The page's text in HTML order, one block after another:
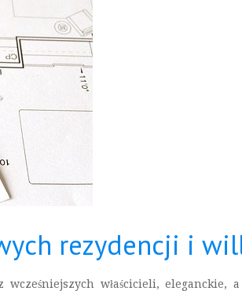
rezydencji i
właścicieli, eleganckie,